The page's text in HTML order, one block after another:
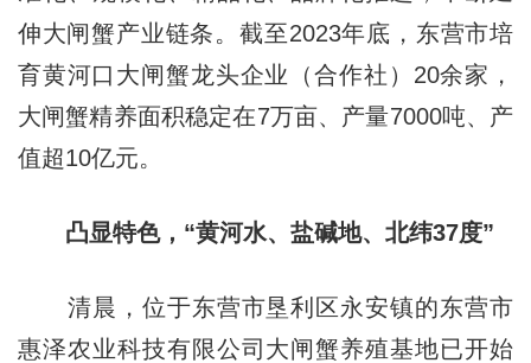
伸大闸蟹产业链条。截至2023年底，东营市培
育黄河口大闸蟹龙头企业（合作社）20余家，
大闸蟹精养面积稳定在7万亩、产量7000吨、产
值超10亿元。
凸显特色，“黄河水、盐碱地、北纬37度”
清晨，位于东营市垦利区永安镇的东营市
惠泽农业科技有限公司大闸蟹养殖基地已开始